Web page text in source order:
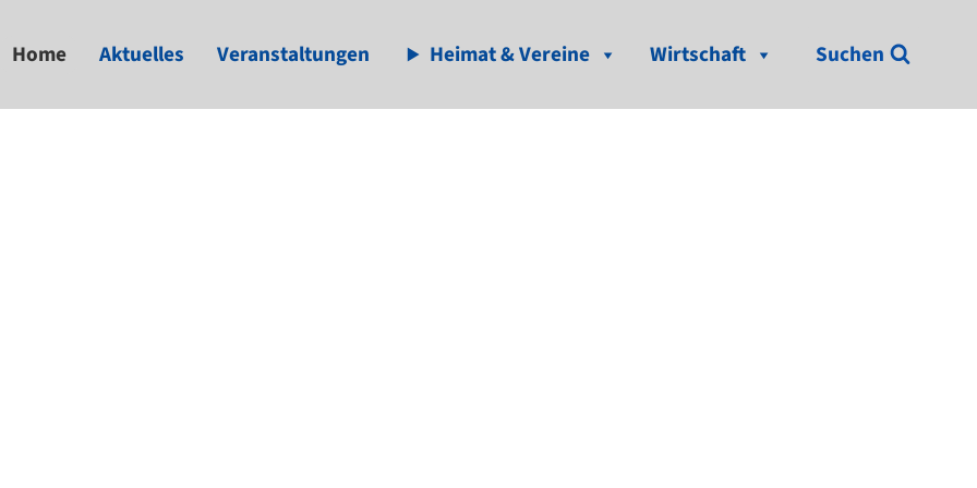
Home Aktuelles Veranstaltungen Heimat & Vereine Wirtschaft Suchen